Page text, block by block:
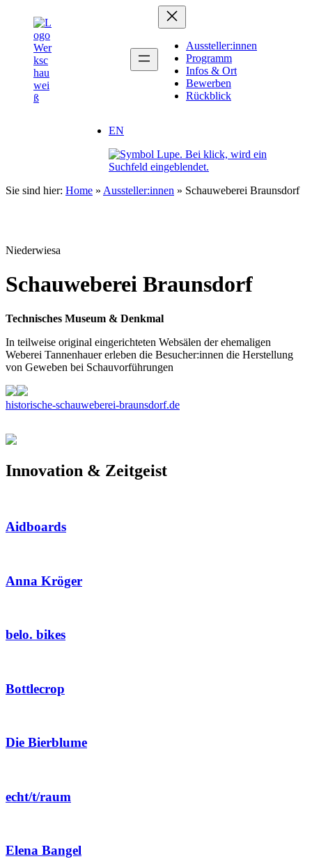
springen
Aussteller:innen
Programm
Infos & Ort
Bewerben
Rückblick
EN
Sie sind hier: Home » Aussteller:innen » Schauweberei Braunsdorf
Niederwiesa
Schauweberei Braunsdorf
Technisches Museum & Denkmal
In teilweise original eingerichteten Websälen der ehemaligen
Weberei Tannenhauer erleben die Besucher:innen die Herstellung
von Geweben bei Schauvorführungen
historische-schauweberei-braunsdorf.de
Innovation & Zeitgeist
Aidboards
Anna Kröger
belo. bikes
Bottlecrop
Die Bierblume
echt/t/raum
Elena Bangel